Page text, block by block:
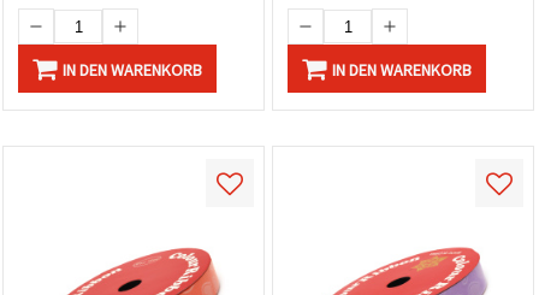
IN DEN WARENKORB IN DEN WARENKORB